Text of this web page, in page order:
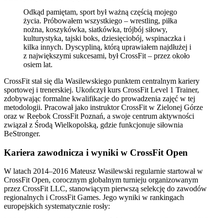
Odkąd pamiętam, sport był ważną częścią mojego
życia. Próbowałem wszystkiego – wrestling, piłka
nożna, koszykówka, siatkówka, trójbój siłowy,
kulturystyka, tajski boks, dziesięciobój, wspinaczka i
kilka innych. Dyscypliną, którą uprawiałem najdłużej i
z największymi sukcesami, był CrossFit – przez około
osiem lat.
CrossFit stał się dla Wasilewskiego punktem centralnym kariery
sportowej i trenerskiej. Ukończył kurs CrossFit Level 1 Trainer,
zdobywając formalne kwalifikacje do prowadzenia zajęć w tej
metodologii. Pracował jako instruktor CrossFit w Zielonej Górze
oraz w Reebok CrossFit Poznań, a swoje centrum aktywności
związał z Środą Wielkopolską, gdzie funkcjonuje siłownia
BeStronger.
Kariera zawodnicza i wyniki w CrossFit Open
W latach 2014–2016 Mateusz Wasilewski regularnie startował w
CrossFit Open, corocznym globalnym turnieju organizowanym
przez CrossFit LLC, stanowiącym pierwszą selekcję do zawodów
regionalnych i CrossFit Games. Jego wyniki w rankingach
europejskich systematycznie rosły: